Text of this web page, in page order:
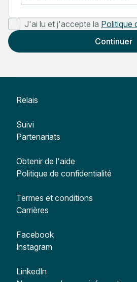
J'ai lu et j'accepte la Politique
Continuer
Relais
Suivi
Partenariats
Obtenir de l'aide
Politique de confidentialité
Termes et conditions
Carrières
Facebook
Instagram
LinkedIn